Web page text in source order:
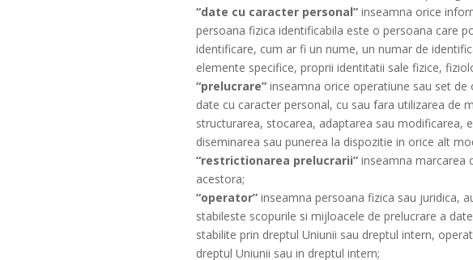
“date cu caracter personal”inseamna orice
persoana fizica identificabila este o persoana care
identificare, cum ar fi un nume, un numar de
elemente specifice, proprii identitatii sale fizice,
“prelucrare”inseamna orice operatiune sau set de
date cu caracter personal, cu sau fara utilizarea de
structurarea, stocarea, adaptarea sau modificarea,
diseminarea sau punerea la dispozitie in orice alt
“restrictionarea prelucrarii”inseamna marcarea
acestora;
“operator”inseamna persoana fizica sau juridica,
stabileste scopurile si mijloacele de prelucrare a
stabilite prin dreptul Uniunii sau dreptul intern,
dreptul Uniunii sau in dreptul intern;